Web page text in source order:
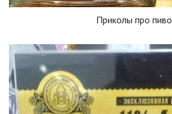
Приколы про пиво